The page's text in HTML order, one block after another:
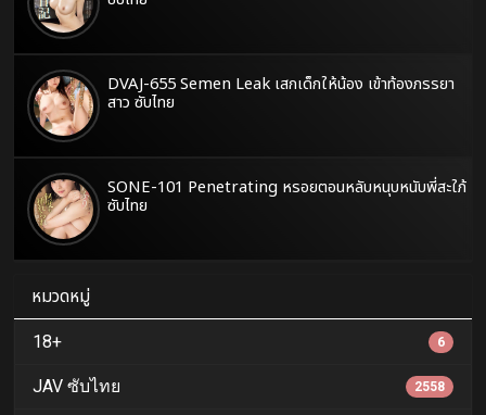
DVAJ-655 Semen Leak เสกเด็กให้น้อง เข้าท้องภรรยา
สาว ซับไทย
SONE-101 Penetrating หรอยตอนหลับหนุบหนับพี่สะใภ้
ซับไทย
หมวดหมู่
18+ 6
JAV ซับไทย 2558